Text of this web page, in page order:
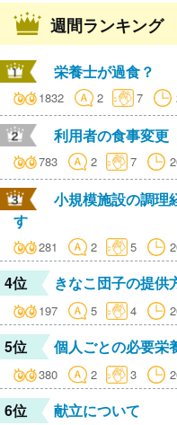
週間ランキング
栄養士が過食？
1832 2 7
利用者の食事変更
783 2 7
小規模施設の調理
す
281 2 5
4位 きなこ団子の提供
197 5 4
5位 個人ごとの必要栄
380 2 3
6位 献立について